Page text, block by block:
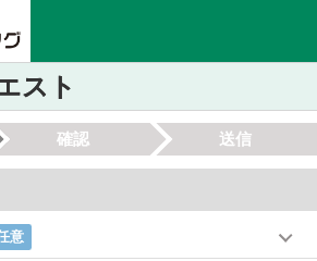
スト
確認 送信
意